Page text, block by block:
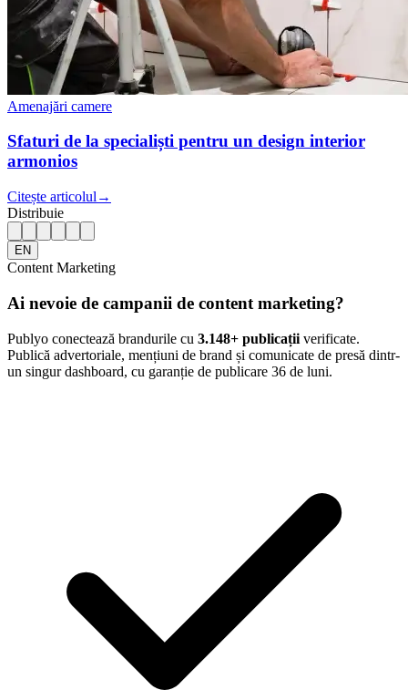
Amenajări camere
Sfaturi de la specialiști pentru un design interior
armonios
Citește articolul →
Distribuie
EN
Content Marketing
Ai nevoie de campanii de content marketing?
Publyo conectează brandurile cu 3.148+ publicații verificate.
Publică advertoriale, mențiuni de brand și comunicate de presă dintr-
un singur dashboard, cu garanție de publicare 36 de luni.